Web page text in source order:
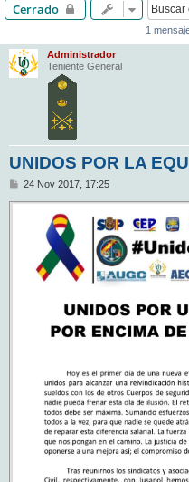
Cerrado
1
Administrador
Teniente General
UNIDOS POR LA
M
n
24 Nov 2017, 17:25